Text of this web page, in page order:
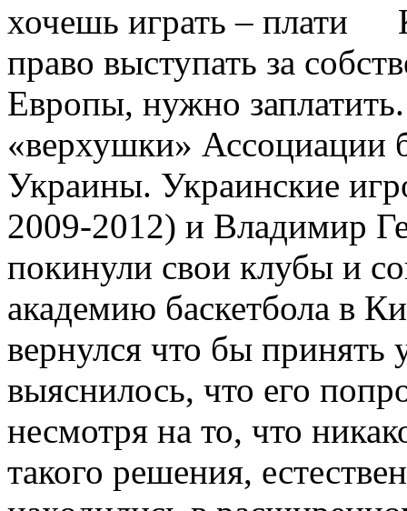
право выступать за
Европы, нужно
«верхушки» Ассоциации
Украины. Украинские
2009-2012) и Владимир
покинули свои клубы и
академию баскетбола в
вернулся что бы принять
выяснилось, что его
несмотря на то, что
такого решения,